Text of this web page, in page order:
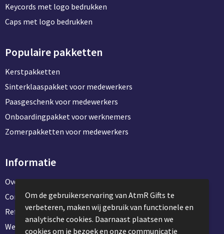
Keycords met logo bedrukken
Caps met logo bedrukken
Populaire pakketten
Kerstpakketten
Sinterklaaspakket voor medewerkers
Paasgeschenk voor medewerkers
Onboardingpakket voor werknemers
Zomerpakketten voor medewerkers
Informatie
Over ons
Contact en klantenservice
Referentie projecten
Werken & stage bij AtmR Gifts
Om de gebruikerservaring van AtmR Gifts te
verbeteren, maken wij gebruik van functionele en
analytische cookies. Daarnaast plaatsen we
cookies om je bezoek en onze communicatie